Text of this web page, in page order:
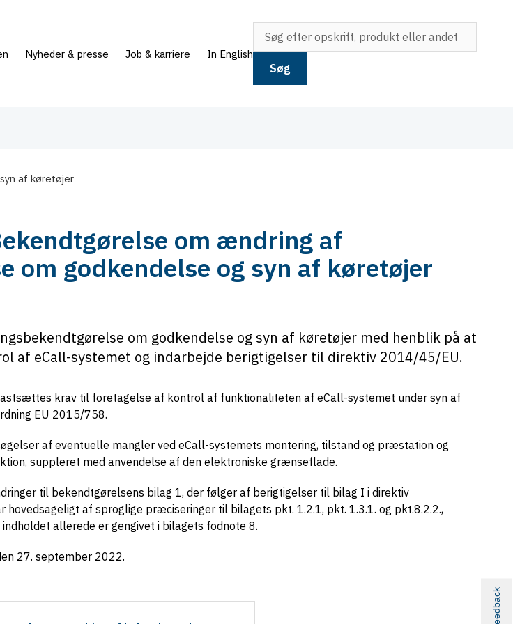
Nyheder & presse Job & karriere In English
Søg
af køretøjer
om ændring af
om godkendelse og syn af køretøjer
om godkendelse og syn af køretøjer med henblik på at
af eCall-systemet og indarbejde berigtigelser til direktiv 2014/45/EU.
krav til foretagelse af kontrol af funktionaliteten af eCall-systemet under syn af
EU 2015/758.
af eventuelle mangler ved eCall-systemets montering, tilstand og præstation og
suppleret med anvendelse af den elektroniske grænseflade.
til bekendtgørelsens bilag 1, der følger af berigtigelser til bilag I i direktiv
af sproglige præciseringer til bilagets pkt. 1.2.1, pkt. 1.3.1. og pkt.8.2.2.,
allerede er gengivet i bilagets fodnote 8.
27. september 2022.
Feedback